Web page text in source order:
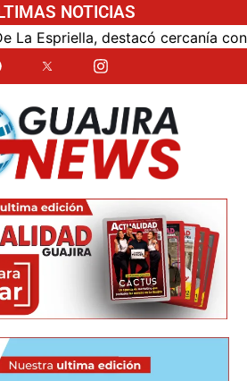
NOTICIAS
destacó cercanía con el